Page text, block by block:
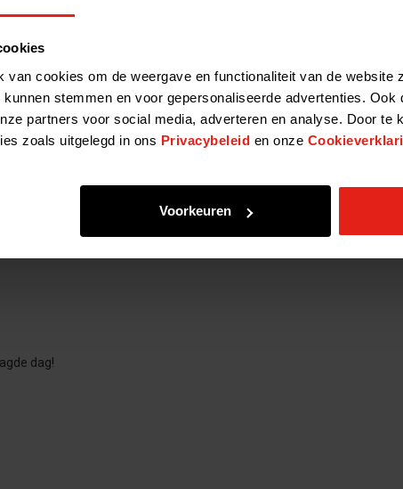
van cookies om de weergave en functionaliteit van de website
stemmen en voor gepersonaliseerde advertenties. Ook
partners voor social media, adverteren en analyse. Door te
zoals uitgelegd in ons Privacybeleid en onze
Voorkeuren
tijdens het seminar. Panelleden kwamen
bij goede en open communicatie. Of het nu
van nieuw talent. Met communicatie
dag!